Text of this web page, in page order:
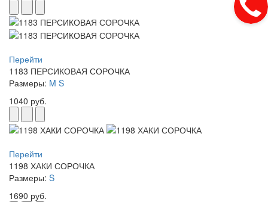
Перейти
1183 ПЕРСИКОВАЯ СОРОЧКА
Размеры: M S
1040 руб.
Перейти
1198 ХАКИ СОРОЧКА
Размеры: S
1690 руб.